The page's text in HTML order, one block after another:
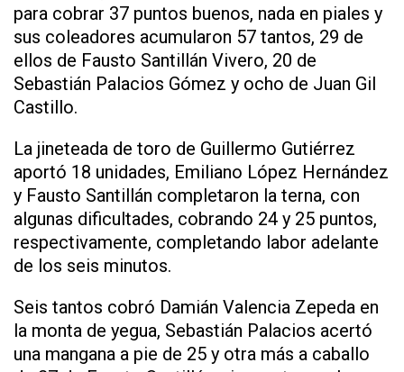
para cobrar 37 puntos buenos, nada en piales y
sus coleadores acumularon 57 tantos, 29 de
ellos de Fausto Santillán Vivero, 20 de
Sebastián Palacios Gómez y ocho de Juan Gil
Castillo.
La jineteada de toro de Guillermo Gutiérrez
aportó 18 unidades, Emiliano López Hernández
y Fausto Santillán completaron la terna, con
algunas dificultades, cobrando 24 y 25 puntos,
respectivamente, completando labor adelante
de los seis minutos.
Seis tantos cobró Damián Valencia Zepeda en
la monta de yegua, Sebastián Palacios acertó
una mangana a pie de 25 y otra más a caballo